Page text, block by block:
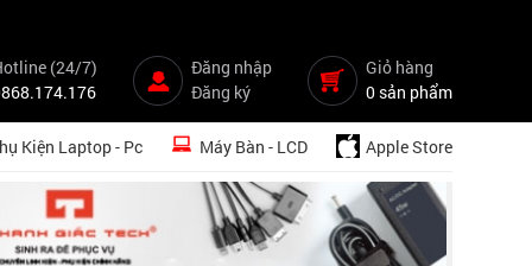
(24/7)
Đăng nhập
Đăng ký
Giỏ hàng
0 sản phẩm
Kiện Laptop - Pc Máy Bàn - LCD Apple Store